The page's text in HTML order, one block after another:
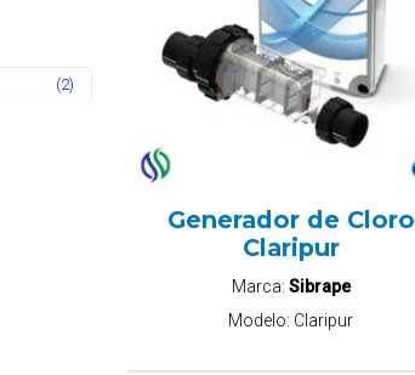
(2)
Generador de Cloro
Claripur
Marca: Sibrape
Modelo: Claripur